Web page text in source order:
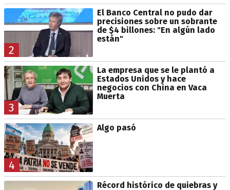
2
El Banco Central no pudo dar
precisiones sobre un sobrante
de $4 billones: "En algún lado
están"
3
La empresa que se le plantó a
Estados Unidos y hace
negocios con China en Vaca
Muerta
4
Algo pasó
Récord histórico de quiebras y